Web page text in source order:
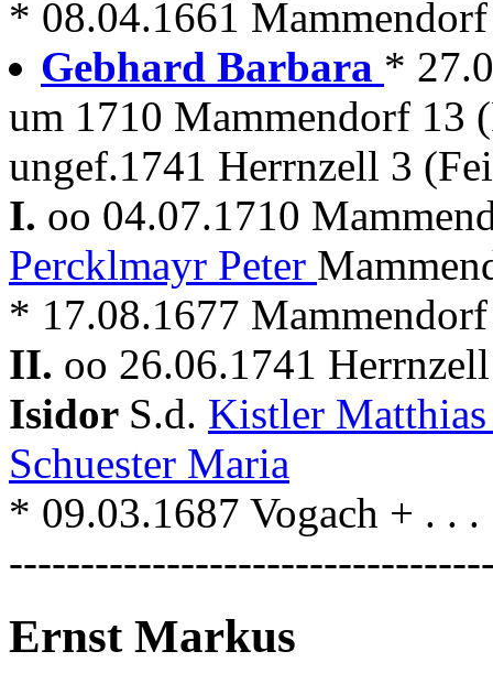
* 08.04.1661
Gebhard Barbara *
um 1710 Mammendorf 13
ungef.1741 Herrnzell 3
I. oo 04.07.1710
Percklmayr Peter
* 17.08.1677 Mammendorf
II. oo 26.06.1741
Isidor S.d. Kistler
Schuester Maria
* 09.03.1687 Vogach + . .
Ernst Markus